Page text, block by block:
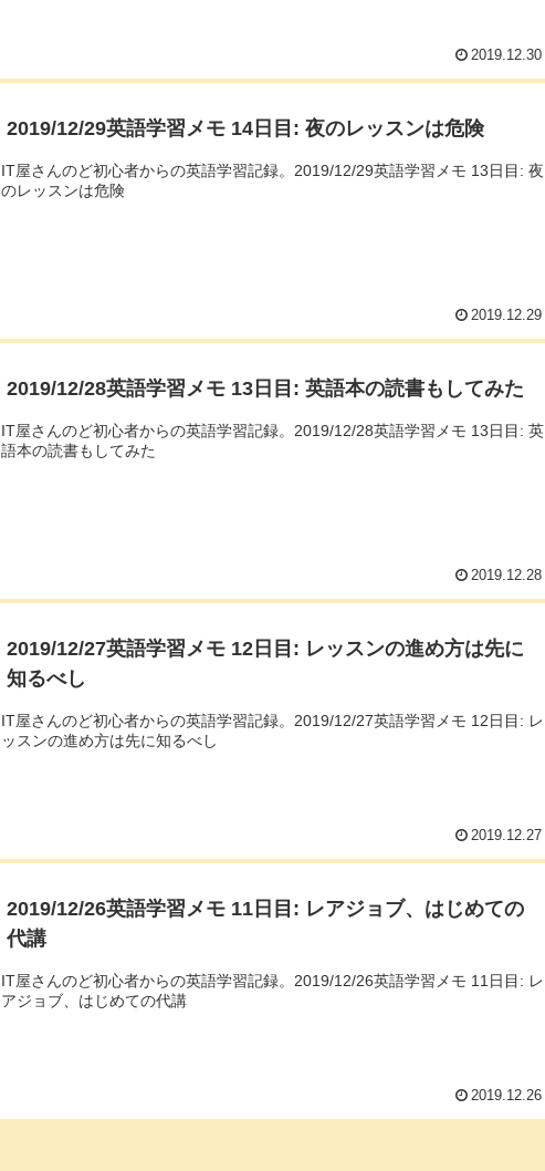
2019.12.30
2019/12/29英語学習メモ 14日目: 夜のレッスンは危険
IT屋さんのど初心者からの英語学習記録。2019/12/29英語学習メモ 13日目: 夜
のレッスンは危険
2019.12.29
2019/12/28英語学習メモ 13日目: 英語本の読書もしてみた
IT屋さんのど初心者からの英語学習記録。2019/12/28英語学習メモ 13日目: 英
語本の読書もしてみた
2019.12.28
2019/12/27英語学習メモ 12日目: レッスンの進め方は先に
知るべし
IT屋さんのど初心者からの英語学習記録。2019/12/27英語学習メモ 12日目: レ
ッスンの進め方は先に知るべし
2019.12.27
2019/12/26英語学習メモ 11日目: レアジョブ、はじめての
代講
IT屋さんのど初心者からの英語学習記録。2019/12/26英語学習メモ 11日目: レ
アジョブ、はじめての代講
2019.12.26